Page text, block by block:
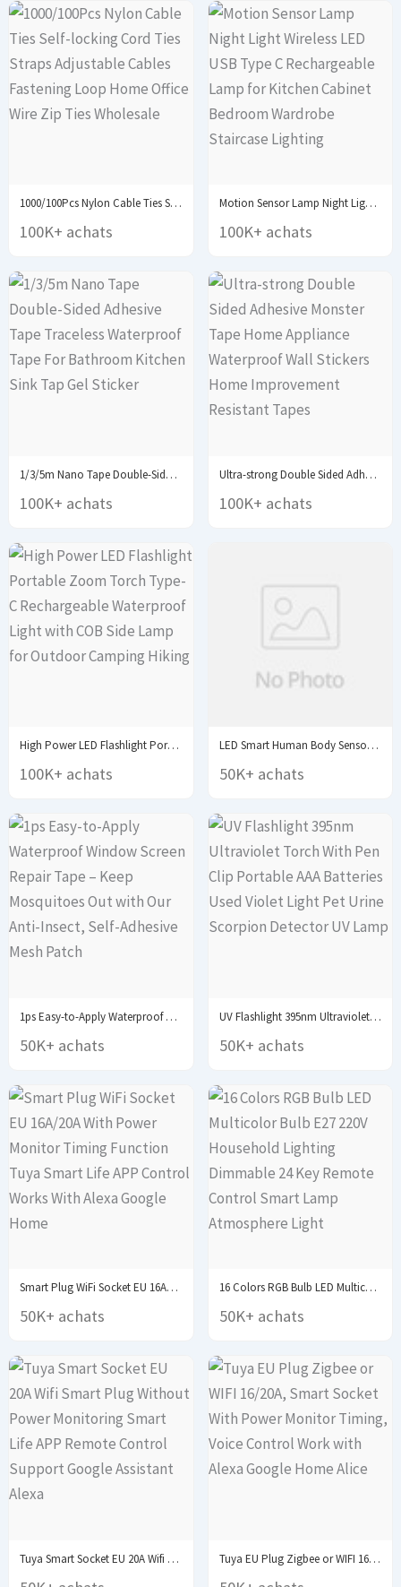
1000/100Pcs Nylon Cable Ties Self-locking Cord Ties Straps...
100K+ achats
Motion Sensor Lamp Night Light Wireless LED USB...
100K+ achats
1/3/5m Nano Tape Double-Sided Adhesive Tape Traceless Waterproof...
100K+ achats
Ultra-strong Double Sided Adhesive Monster Tape Home Appliance...
100K+ achats
High Power LED Flashlight Portable Zoom Torch Type-C...
100K+ achats
LED Smart Human Body Sensor Night Lights Emergency...
50K+ achats
1ps Easy-to-Apply Waterproof Window Screen Repair Tape –...
50K+ achats
UV Flashlight 395nm Ultraviolet Torch With Pen Clip...
50K+ achats
Smart Plug WiFi Socket EU 16A/20A With Power...
50K+ achats
16 Colors RGB Bulb LED Multicolor Bulb E27...
50K+ achats
Tuya Smart Socket EU 20A Wifi Smart Plug... Tuya EU Plug Zigbee or WIFI 16/20A, Smart...